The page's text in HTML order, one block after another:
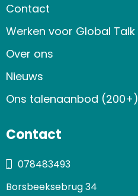
Contact
Werken voor Global Talk
Over ons
Nieuws
Ons talenaanbod (200+)
Contact
078483493
Borsbeeksebrug 34